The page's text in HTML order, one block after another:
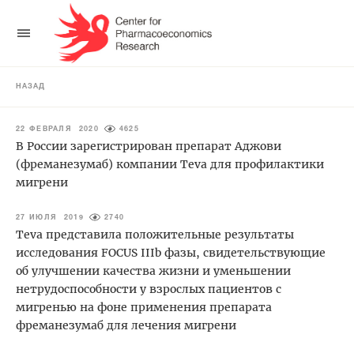
НАЗАД
22 ФЕВРАЛЯ 2020 4625
В России зарегистрирован препарат Аджови
(фреманезумаб) компании Teva для профилактики
мигрени
27 ИЮЛЯ 2019 2740
Teva представила положительные результаты
исследования FOCUS IIIb фазы, свидетельствующие
об улучшении качества жизни и уменьшении
нетрудоспособности у взрослых пациентов с
мигренью на фоне применения препарата
фреманезумаб для лечения мигрени